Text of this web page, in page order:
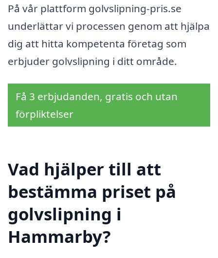
På vår plattform golvslipning-pris.se
underlättar vi processen genom att hjälpa
dig att hitta kompetenta företag som
erbjuder golvslipning i ditt område.
Få 3 erbjudanden, gratis och utan
förpliktelser
Vad hjälper till att
bestämma priset på
golvslipning i
Hammarby?